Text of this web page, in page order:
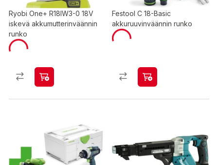
Ryobi One+ R18IW3-0 18V
iskevä akkumutterinväännin
runko
Festool C 18-Basic
akkuruuvinväännin runko